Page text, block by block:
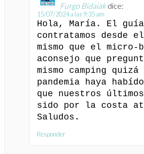
Furgo Bidaiak dice:
15/07/2024 a las 9:35 am
Hola, María. El
contratamos desde
mismo que el micro-
aconsejo que
mismo camping
pandemia haya
que nuestros
sido por la costa
Saludos.
Responder